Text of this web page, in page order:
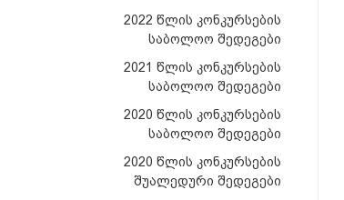
2022 წლის კონკურსების
საბოლოო შედეგები
2021 წლის კონკურსების
საბოლოო შედეგები
2020 წლის კონკურსების
საბოლოო შედეგები
2020 წლის კონკურსების
შუალედური შედეგები